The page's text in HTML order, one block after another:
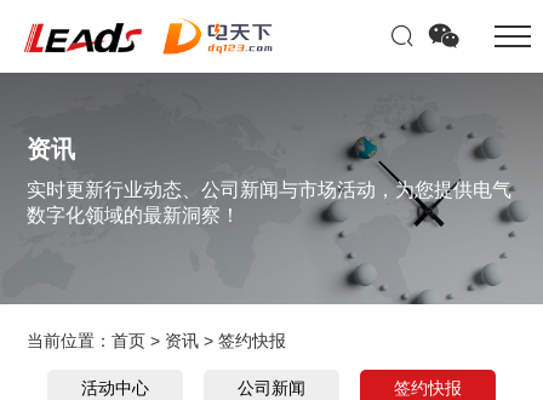
资讯
实时更新行业动态、公司新闻与市场活动，为您提供电气
数字化领域的最新洞察！
当前位置：首页 > 资讯 >签约快报
活动中心 公司新闻 签约快报